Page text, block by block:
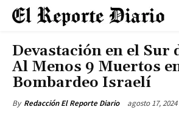
Devastación en el Sur
Al Menos 9 Muertos
Bombardeo Israelí
By Redacción El Reporte Diario agosto 17, 2024